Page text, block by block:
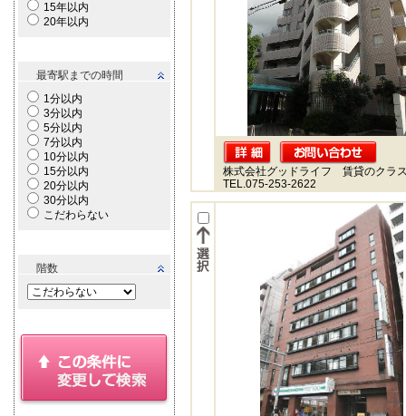
15年以内
20年以内
最寄駅までの時間
1分以内
3分以内
5分以内
7分以内
10分以内
15分以内
20分以内
30分以内
こだわらない
階数
株式会社グッドライフ 賃貸のクラ
TEL.075-253-2622